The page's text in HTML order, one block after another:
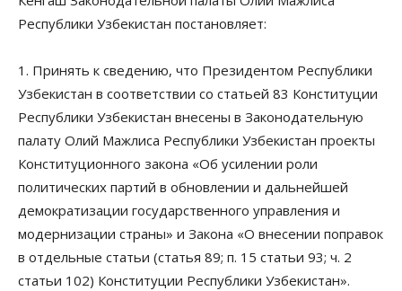
Республики Узбекистан постановляет:
1. Принять к сведению, что Президентом Республики
Узбекистан в соответствии со статьей 83 Конституции
Республики Узбекистан внесены в Законодательную
палату Олий Мажлиса Республики Узбекистан проекты
Конституционного закона «Об усилении роли
политических партий в обновлении и дальнейшей
демократизации государственного управления и
модернизации страны» и Закона «О внесении поправок
в отдельные статьи (статья 89; п. 15 статьи 93; ч. 2
статьи 102) Конституции Республики Узбекистан».